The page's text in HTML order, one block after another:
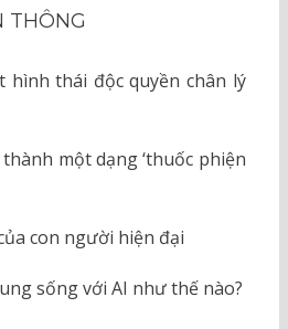
THÔNG
hình thái độc quyền chân lý
một dạng ‘thuốc phiện
con người hiện đại
sống với AI như thế nào?